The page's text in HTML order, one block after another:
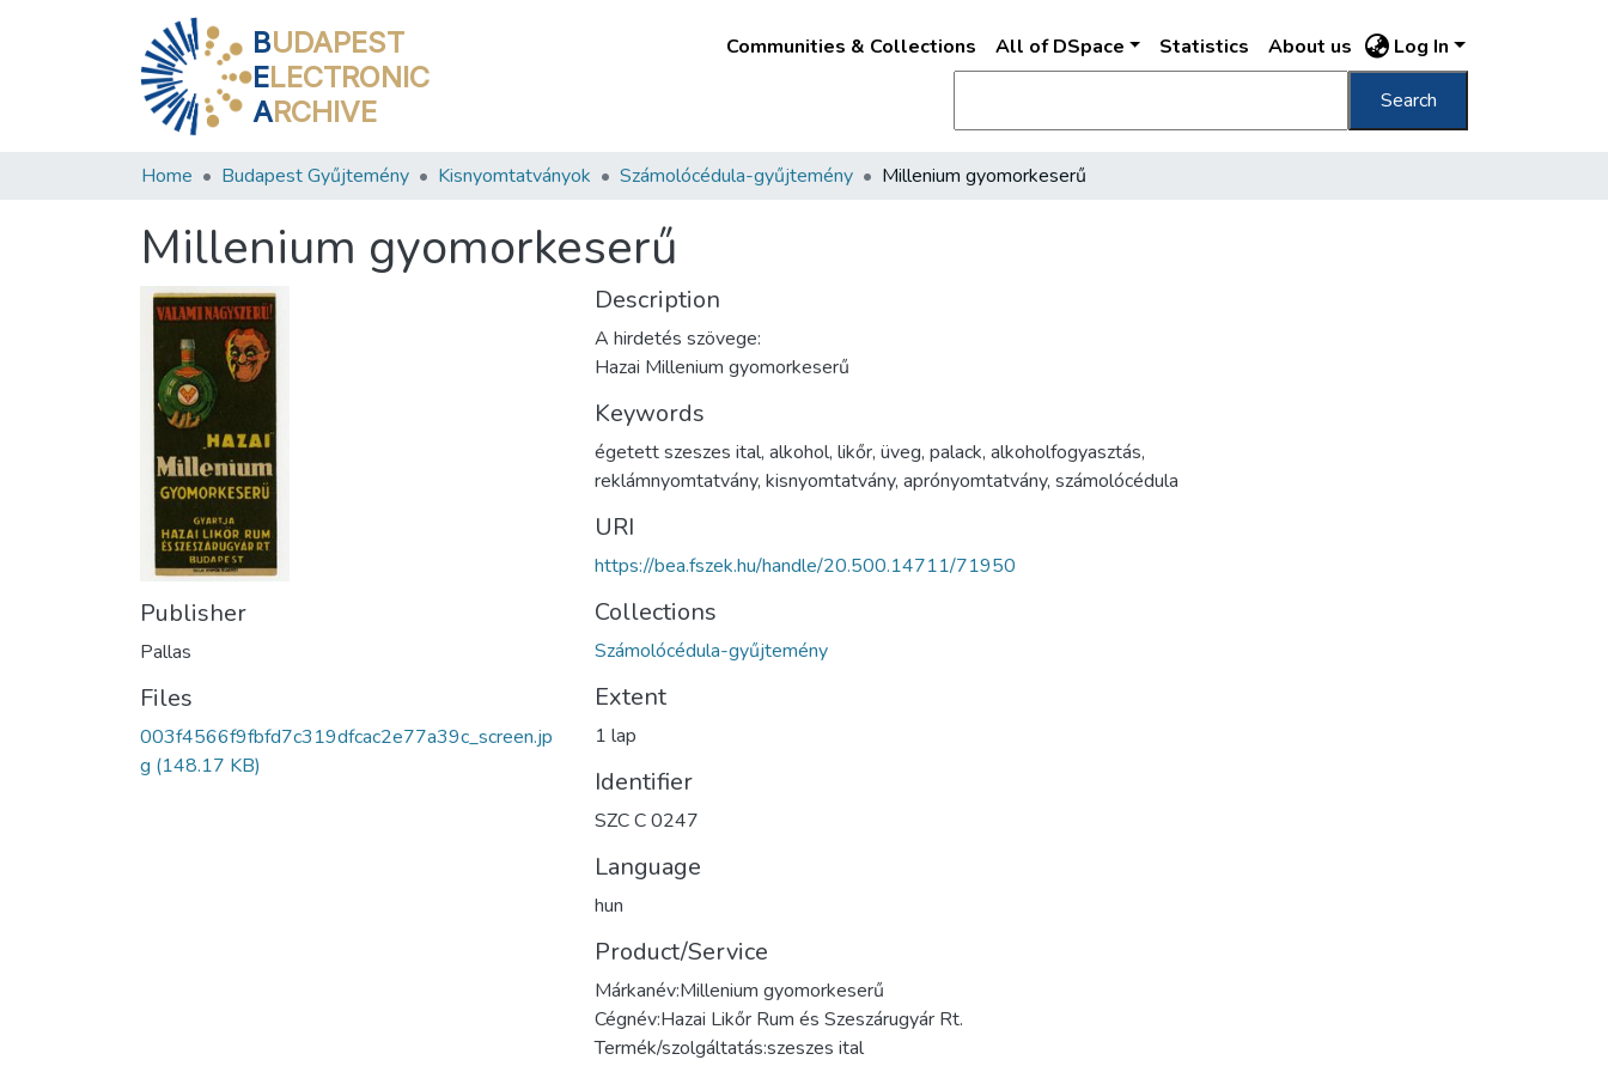
BUDAPEST
ELECTRONIC
ARCHIVE
Communities & Collections All of DSpace Statistics About us Log In
Search
Home Budapest Gyűjtemény Kisnyomtatványok Számolócédula-gyűjtemény Millenium gyomorkeserű
Millenium gyomorkeserű
Publisher
Pallas
Files
003f4566f9fbfd7c319dfcac2e77a39c_screen.jp
g (148.17 KB)
Description
A hirdetés szövege:
Hazai Millenium gyomorkeserű
Keywords
égetett szeszes ital, alkohol, likőr, üveg, palack, alkoholfogyasztás,
reklámnyomtatvány, kisnyomtatvány, aprónyomtatvány, számolócédula
URI
https://bea.fszek.hu/handle/20.500.14711/71950
Collections
Számolócédula-gyűjtemény
Extent
1 lap
Identifier
SZC C 0247
Language
hun
Product/Service
Márkanév:Millenium gyomorkeserű
Cégnév:Hazai Likőr Rum és Szeszárugyár Rt.
Termék/szolgáltatás:szeszes ital